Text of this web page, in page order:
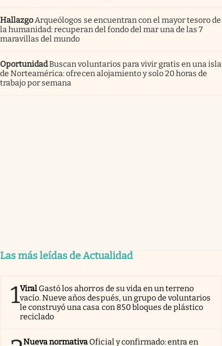
Hallazgo Arqueólogos se encuentran con el mayor tesoro de
la humanidad: recuperan del fondo del mar una de las 7
maravillas del mundo
OportunidadBuscan voluntarios para vivir gratis en una isla
de Norteamérica: ofrecen alojamiento y solo 20 horas de
trabajo por semana
Las más leídas de Actualidad
1Viral Gastó los ahorros de su vida en un terreno
vacío. Nueve años después, un grupo de voluntarios
le construyó una casa con 850 bloques de plástico
reciclado
Nueva normativa Oficial y confirmado: entra en